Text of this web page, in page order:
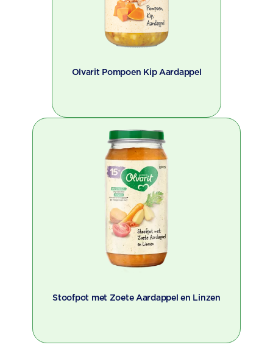
Olvarit Pompoen Kip Aardappel
Stoofpot met Zoete Aardappel en Linzen